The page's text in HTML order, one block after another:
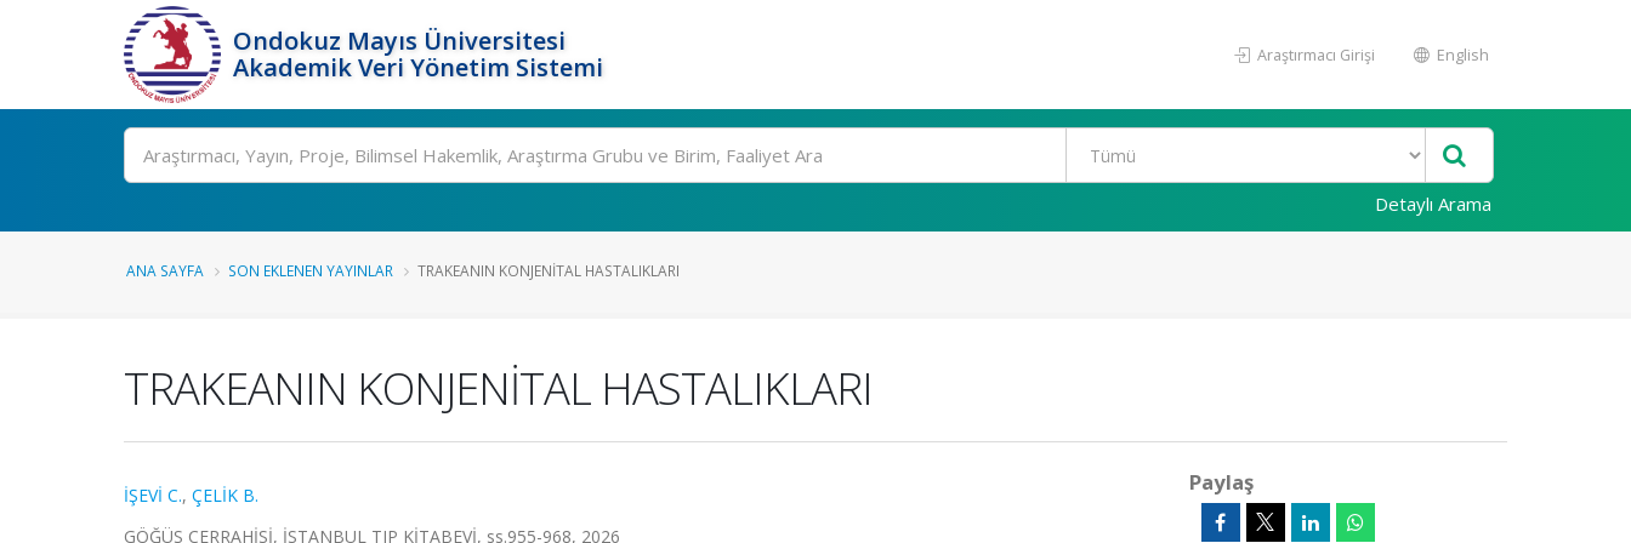
Ondokuz Mayıs Üniversitesi
Akademik Veri Yönetim Sistemi
Araştırmacı Girişi English
Ara
Detaylı Arama
ANA SAYFA SON EKLENEN YAYINLAR TRAKEANIN KONJENİTAL HASTALIKLARI
TRAKEANIN KONJENİTAL HASTALIKLARI
İŞEVİ C., ÇELİK B.
GÖĞÜS CERRAHİSİ, İSTANBUL TIP KİTABEVİ, ss.955-968, 2026
Paylaş